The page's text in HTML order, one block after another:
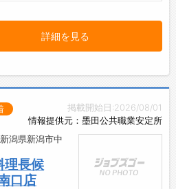
詳細を見る
掲載開始日:2026/08/01
情報提供元：墨田公共職業安定所
潟県新潟市中
理長候
口店